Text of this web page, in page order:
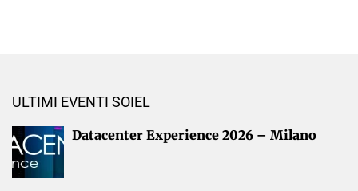
ULTIMI EVENTI SOIEL
Datacenter Experience 2026 – Milano